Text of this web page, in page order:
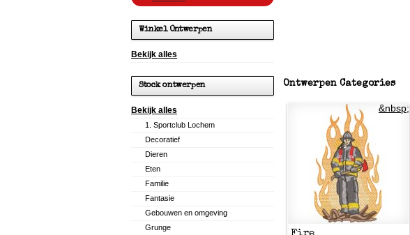
Ontwerpen Categories
&nbsp;
Winkel Ontwerpen
Bekijk alles
Stock ontwerpen
Bekijk alles
1. Sportclub Lochem
Decoratief
Dieren
Eten
Familie
Fantasie
Gebouwen en omgeving
Grunge